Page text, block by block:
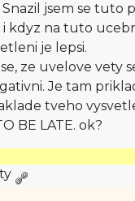
jsem se
i kdyz na tuto
je lepsi.
ze uvelove vety
Je tam
tveho
BE LATE. ok?